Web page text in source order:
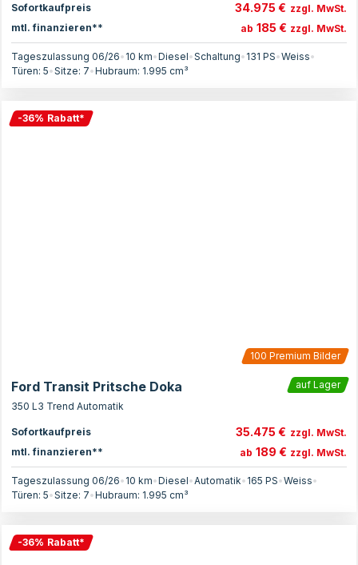
Sofortkaufpreis 34.975 € zzgl. MwSt.
mtl. finanzieren**
ab 185 € zzgl. MwSt.
Tageszulassung 06/26• 10 km•Diesel•Schaltung• 131 PS•Weiss•
Türen: 5•Sitze: 7•Hubraum: 1.995 cm³
-36% Rabatt*
100 Premium Bilder
Ford Transit Pritsche Doka
auf Lager
350 L3 Trend Automatik
Sofortkaufpreis 35.475 € zzgl. MwSt.
mtl. finanzieren**
ab 189 € zzgl. MwSt.
Tageszulassung 06/26• 10 km•Diesel•Automatik• 165 PS•Weiss•
Türen: 5•Sitze: 7•Hubraum: 1.995 cm³
-36% Rabatt*